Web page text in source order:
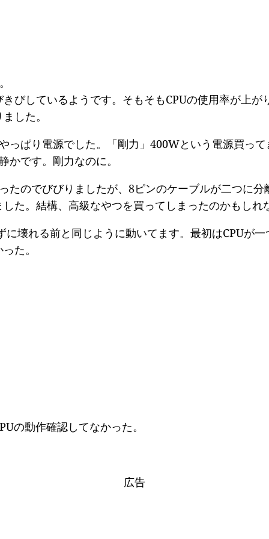
びしているようです。そもそもCPUの使用率が上が
した。
ぱり電源でした。「剛力」400Wという電源買っ
です。剛力なのに。
たのでびびりましたが、8ピンのケーブルが二つに
た。結構、高級なやつを買ってしまったのかもし
壊れる前と同じように動いてます。最初はCPUが
た。
の動作確認してなかった。
広告